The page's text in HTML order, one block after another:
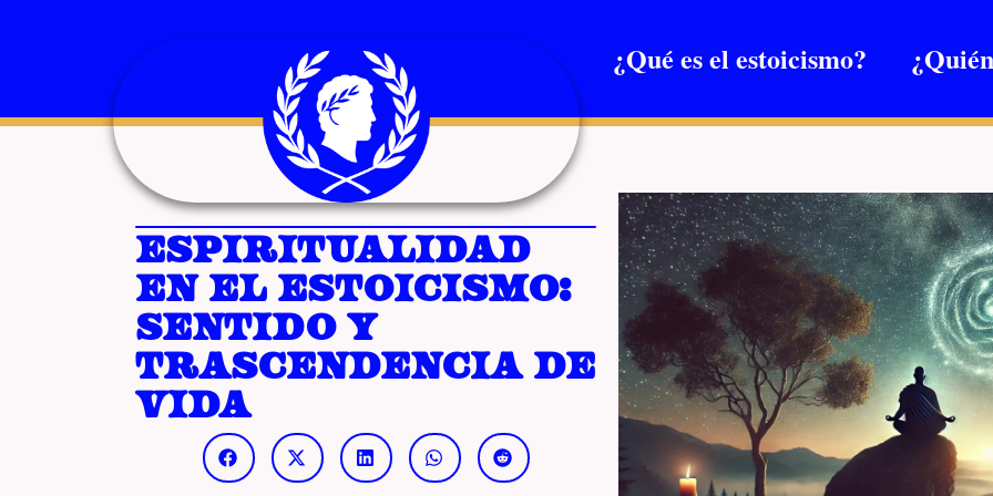
¿Qué es el estoicismo?
Espiritualidad
en el estoicismo:
sentido y
trascendencia de
vida